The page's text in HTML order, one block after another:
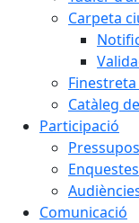
Carpeta
Catàleg
Participació
Comunicació